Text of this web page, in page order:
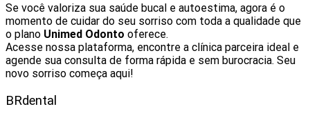
Se você valoriza sua saúde bucal e autoestima, agora é o
momento de cuidar do seu sorriso com toda a qualidade que
o plano Unimed Odonto oferece.
Acesse nossa plataforma, encontre a clínica parceira ideal e
agende sua consulta de forma rápida e sem burocracia. Seu
novo sorriso começa aqui!
BRdental